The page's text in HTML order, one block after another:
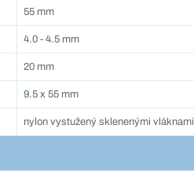
55 mm
4.0 - 4.5 mm
20 mm
9.5 x 55 mm
nylon vystužený sklenenými vláknami